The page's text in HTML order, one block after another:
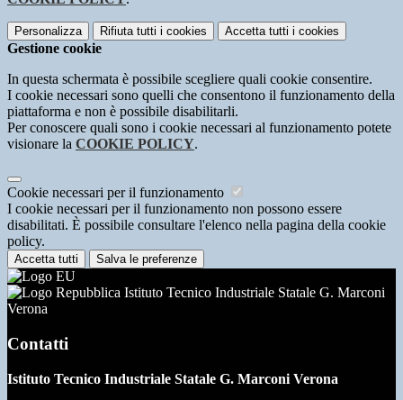
Personalizza Rifiuta tutti i cookies Accetta tutti i cookies
Gestione cookie
In questa schermata è possibile scegliere quali cookie consentire.
I cookie necessari sono quelli che consentono il funzionamento della
piattaforma e non è possibile disabilitarli.
Per conoscere quali sono i cookie necessari al funzionamento potete
visionare la COOKIE POLICY.
Cookie necessari per il funzionamento
I cookie necessari per il funzionamento non possono essere
disabilitati. È possibile consultare l'elenco nella pagina della cookie
policy.
Accetta tutti Salva le preferenze
Istituto Tecnico Industriale Statale G. Marconi
Verona
Contatti
Istituto Tecnico Industriale Statale G. Marconi Verona